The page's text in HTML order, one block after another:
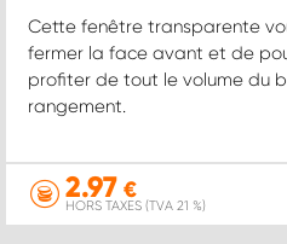
Cette fenêtre transparente
fermer la face avant et de
profiter de tout le volume du
rangement.
2.97 €
HORS TAXES (TVA 21 %)